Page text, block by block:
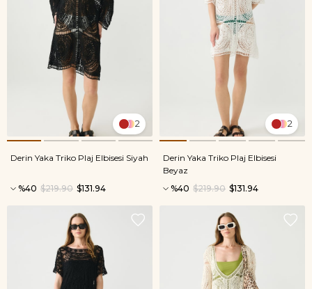
2
Derin Yaka Triko Plaj Elbisesi Siyah
%40 $131.94
$219.90
2
Derin Yaka Triko Plaj Elbisesi
Beyaz
%40
$131.94
$219.90